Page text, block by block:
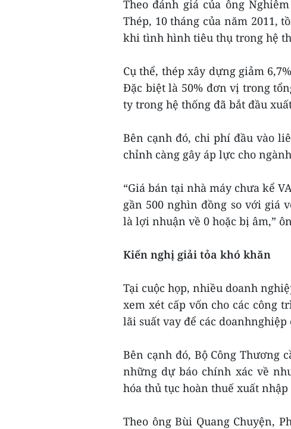
Theo đánh giá của ông
Thép, 10 tháng của năm 2011,
khi tình hình tiêu thụ trong hệ
Cụ thể, thép xây dựng giảm
Đặc biệt là 50% đơn vị trong
ty trong hệ thống đã bắt đầu
Bên cạnh đó, chi phí đầu vào
chỉnh càng gây áp lực cho
“Giá bán tại nhà máy chưa kể
gần 500 nghìn đồng so với giá
là lợi nhuận về 0 hoặc bị âm,”
Kiến nghị giải tỏa khó khăn
Tại cuộc họp, nhiều doanh
xem xét cấp vốn cho các công
lãi suất vay để các
Bên cạnh đó, Bộ Công Thương
những dự báo chính xác về
hóa thủ tục hoàn thuế xuất
Theo ông Bùi Quang Chuyện,